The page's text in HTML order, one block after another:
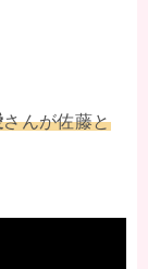
さんが佐藤と